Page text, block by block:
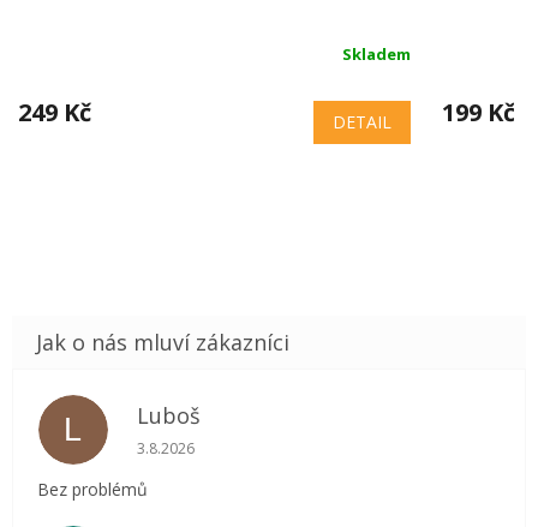
Skladem
249 Kč DETAIL 199 Kč
L Luboš
Hodnocení obchodu je 5 z 5 hvězdiček.
3.8.2026
Bez problémů